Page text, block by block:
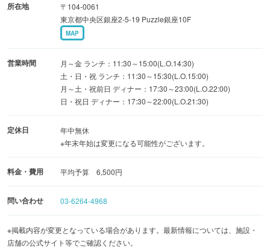
所在地
〒104-0061
東京都中央区銀座2-5-19 Puzzle銀座10F
MAP
営業時間
月～金 ランチ：11:30～15:00(L.O.14:30)
土・日・祝 ランチ：11:30～15:30(L.O.15:00)
月～土・祝前日 ディナー：17:30～23:00(L.O.22:00)
日・祝日 ディナー：17:30～22:00(L.O.21:30)
定休日
年中無休
※年末年始は変更になる可能性がございます。
料金・費用 平均予算 6,500円
問い合わせ 03-6264-4968
※掲載内容が変更となっている場合があります。最新情報については、施設・
店舗の公式サイト等でご確認ください。